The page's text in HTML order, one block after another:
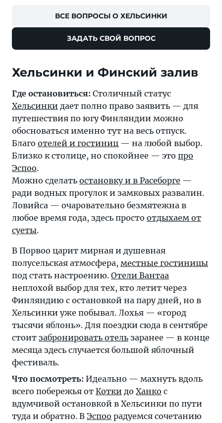
ВСЕ ВОПРОСЫ О ХЕЛЬСИНКИ
ЗАДАТЬ СВОЙ ВОПРОС
Где остановиться: Столичный статус
Хельсинки дает полно право заявить — для
путешествия по югу Финляндии можно
обосноваться именно тут на весь отпуск.
Благо отелей и гостиниц — на любой выбор.
Близко к столице, но спокойнее — это про
Эспоо.
Можно сделать остановку и в Расеборге —
ради водных прогулок и замковых развалин.
Ловийса — очаровательно безмятежна в
любое время года, здесь просто отдыхаем от
суеты.
В Порвоо царит мирная и душевная
полусельская атмосфера, местные гостиницы
под стать настроению. Отели Вантаа
неплохой выбор для тех, кто летит через
Финляндию с остановкой на пару дней, но в
Хельсинки уже побывал. Лохья — «город
тысячи яблонь». Для поездки сюда в сентябре
стоит забронировать отель заранее — в конце
месяца здесь случается большой яблочный
фестиваль.
Что посмотреть: Идеально — махнуть вдоль
всего побережья от Котки до Ханко с
вдумчивой остановкой в Хельсинки по пути
туда и обратно. В Эспоо радуемся сочетанию